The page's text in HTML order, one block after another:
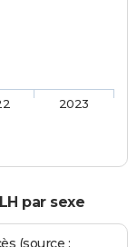
2023
par sexe
(source :